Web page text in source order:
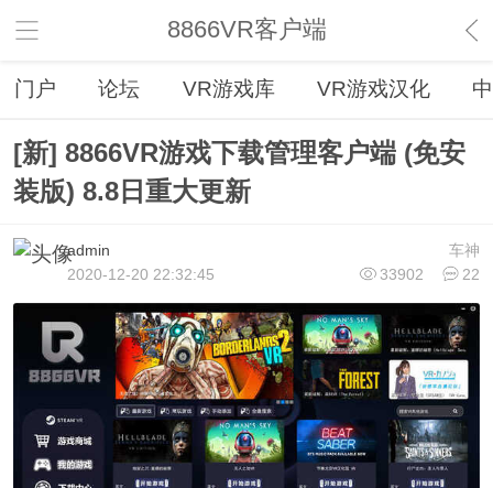
8866VR客户端
门户 论坛 VR游戏库 VR游戏汉化
[新] 8866VR游戏下载管理客户端 (免安
装版) 8.8日重大更新
车神
admin
33902
22
2020-12-20 22:32:45